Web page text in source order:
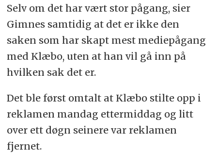
Selv om det har vært stor pågang, sier
Gimnes samtidig at det er ikke den
saken som har skapt mest mediepågang
med Klæbo, uten at han vil gå inn på
hvilken sak det er.
Det ble først omtalt at Klæbo stilte opp i
reklamen mandag ettermiddag og litt
over ett døgn seinere var reklamen
fjernet.